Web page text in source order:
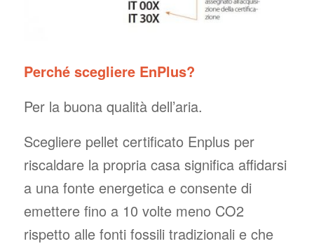
Perché scegliere EnPlus?
Per la buona qualità dell’aria.
Scegliere pellet certificato Enplus per
riscaldare la propria casa significa affidarsi
a una fonte energetica e consente di
emettere fino a 10 volte meno CO2
rispetto alle fonti fossili tradizionali e che